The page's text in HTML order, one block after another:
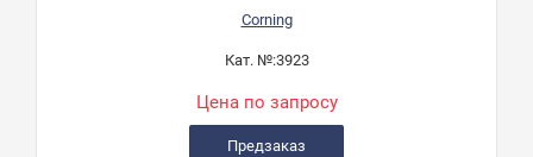
Corning
Кат. №:3923
Цена по запросу
Предзаказ